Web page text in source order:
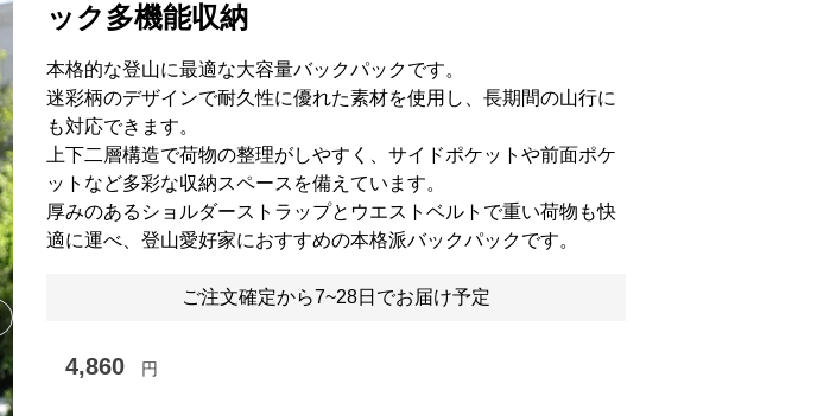
Next slide
ック多機能収納
本格的な登山に最適な大容量バックパックです。
迷彩柄のデザインで耐久性に優れた素材を使用し、長期間の山行に
も対応できます。
上下二層構造で荷物の整理がしやすく、サイドポケットや前面ポケ
ットなど多彩な収納スペースを備えています。
厚みのあるショルダーストラップとウエストベルトで重い荷物も快
適に運べ、登山愛好家におすすめの本格派バックパックです。
ご注文確定から7~28日でお届け予定
4,860 円